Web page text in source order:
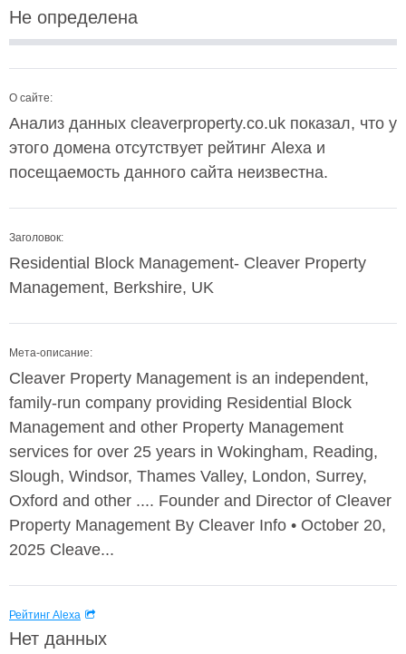
Не определена
О сайте:
Анализ данных cleaverproperty.co.uk показал, что у
этого домена отсутствует рейтинг Alexa и
посещаемость данного сайта неизвестна.
Заголовок:
Residential Block Management- Cleaver Property
Management, Berkshire, UK
Мета-описание:
Cleaver Property Management is an independent,
family-run company providing Residential Block
Management and other Property Management
services for over 25 years in Wokingham, Reading,
Slough, Windsor, Thames Valley, London, Surrey,
Oxford and other .... Founder and Director of Cleaver
Property Management By Cleaver Info • October 20,
2025 Cleave...
Рейтинг Alexa
Нет данных